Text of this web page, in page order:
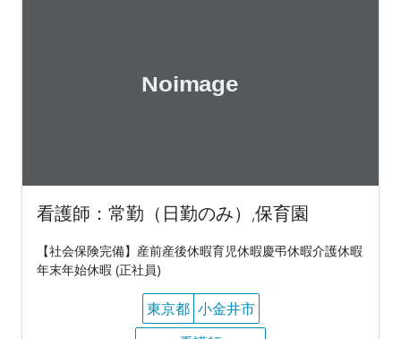
看護師：常勤（日勤のみ）,保育園
【社会保険完備】産前産後休暇育児休暇慶弔休暇介護休暇
年末年始休暇 (正社員)
東京都 小金井市